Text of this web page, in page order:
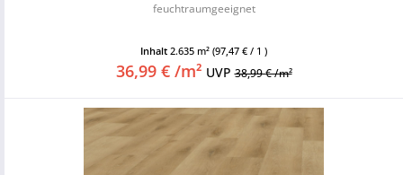
feuchtraumgeeignet
Inhalt 2.635 m² (97,47 € / 1 )
36,99 € /m² UVP38,99 € /m²